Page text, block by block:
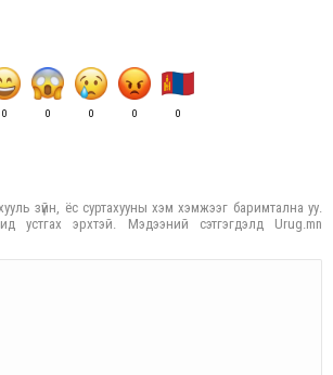
0 0 0 0 0
зүйн, ёс суртахууны хэм хэмжээг баримтална уу.
устгах эрхтэй. Мэдээний сэтгэгдэлд Urug.mn